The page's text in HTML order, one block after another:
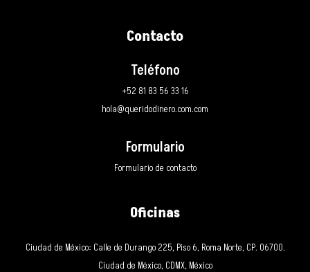
Contacto
Teléfono
+52 81 83 56 33 16
hola@queridodinero.com.com
Formulario
Formulario de contacto
Oficinas
Ciudad de México: Calle de Durango 225, Piso 6, Roma Norte, CP. 06700.
Ciudad de México, CDMX, México